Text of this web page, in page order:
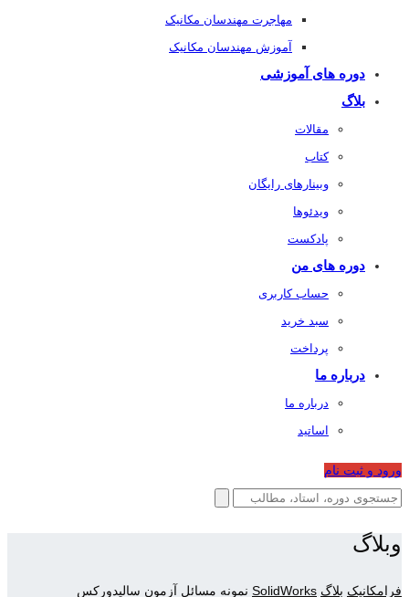
مهاجرت مهندسان مکانیک
آموزش مهندسان مکانیک
دوره های آموزشی
بلاگ
مقالات
کتاب
وبینارهای رایگان
ویدئوها
پادکست
دوره های من
حساب کاربری
سبد خرید
پرداخت
درباره ما
درباره ما
اساتید
ورود و ثبت نام
وبلاگ
فرامکانیک بلاگ SolidWorks نمونه مسائل آزمون سالیدورکس